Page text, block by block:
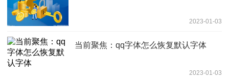
2023-01-03
当前聚焦：qq字体怎么恢复默认字体
2023-01-03